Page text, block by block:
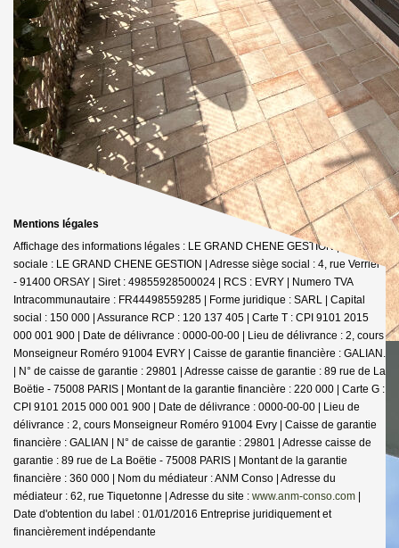
Mentions légales
Affichage des informations légales : LE GRAND CHENE GESTION | Raison
sociale : LE GRAND CHENE GESTION | Adresse siège social : 4, rue Verrier
- 91400 ORSAY | Siret : 49855928500024 | RCS : EVRY | Numero TVA
Intracommunautaire : FR44498559285 | Forme juridique : SARL | Capital
social : 150 000 | Assurance RCP : 120 137 405 | Carte T : CPI 9101 2015
000 001 900 | Date de délivrance : 0000-00-00 | Lieu de délivrance : 2, cours
Monseigneur Roméro 91004 EVRY | Caisse de garantie financière : GALIAN.
| N° de caisse de garantie : 29801 | Adresse caisse de garantie : 89 rue de La
Boëtie - 75008 PARIS | Montant de la garantie financière : 220 000 | Carte G :
CPI 9101 2015 000 001 900 | Date de délivrance : 0000-00-00 | Lieu de
délivrance : 2, cours Monseigneur Roméro 91004 Evry | Caisse de garantie
financière : GALIAN | N° de caisse de garantie : 29801 | Adresse caisse de
garantie : 89 rue de La Boëtie - 75008 PARIS | Montant de la garantie
financière : 360 000 | Nom du médiateur : ANM Conso | Adresse du
médiateur : 62, rue Tiquetonne | Adresse du site : www.anm-conso.com
Date d'obtention du label : 01/01/2016 Entreprise juridiquement et
financièrement indépendante